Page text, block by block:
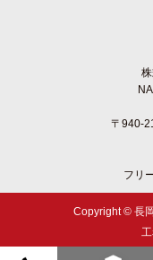
〒940-
フリ
Copyright © 長